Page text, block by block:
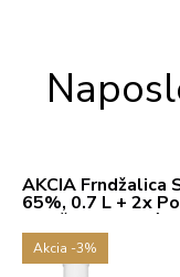
AKCIA Frndžalica
65%, 0.7 L + 2x
Frndžalica, zlatý
Akcia -3%